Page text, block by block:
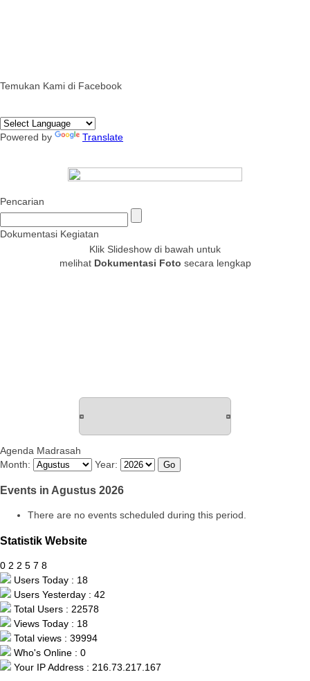
Temukan Kami di Facebook
Powered by Translate
Pencarian
Dokumentasi Kegiatan
Klik Slideshow di bawah untuk
melihat Dokumentasi Foto secara lengkap
Agenda Madrasah
Month:
Year:
Events in Agustus 2026
There are no events scheduled during this period.
Statistik Website
0 2 2 5 7 8
Users Today : 18
Users Yesterday : 42
Total Users : 22578
Views Today : 18
Total views : 39994
Who's Online : 0
Your IP Address : 216.73.217.167